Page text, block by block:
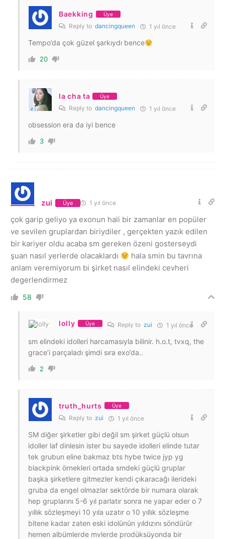
Baekking Üye
Reply to dancingqueen 1 yıl önce
Tempo’da çok güzel şarkıydı bence
20
la cha ta Üye
Reply to dancingqueen 1 yıl önce
obsession era da iyi bence
3
zui Üye 1 yıl önce
çok garip geliyo ya exonun hali bir zamanlar en popüler
ve sevilen gruplardan biriydiler , gerçekten yazık edilen
bir kariyer oldu acaba sm gereken özeni gosterseydi
şuan nasıl yerlerde olacaklardı
hala smin bu tavrına
anlam veremiyorum bi şirket nasıl elindeki cevheri
degerlendirmez
58
lolly Üye Reply to zui 1 yıl önce
sm elindeki idolleri harcamasıyla bilinir. h.o.t, tvxq, the
grace’i parçaladı şimdi sıra exo’da..
2
truth_hurts Üye
Reply to zui 1 yıl önce
SM diğer şirketler gibi değil sm şirket güçlü olsun
idoller laf dinlesin ister bu sayede idolleri elinde tutar
tek grubun eline bakmaz bts hybe twice jyp yg
blackpink örnekleri ortada smdeki güçlü gruplar
başka şirketlere gitmezler kendi çıkaracağı ilerideki
gruba da engel olmazlar sektörde bir numara olarak
hep gruplarını 5-6 yıl parlatır sonra ne yapar eder o 7
yıllık sözleşmeyi 10 yıla uzatır o 10 yıllık sözleşme
bitene kadar zaten eski idolünün yıldızını söndürür
hemen albümlerde mvlerde prodüksüyonda bir